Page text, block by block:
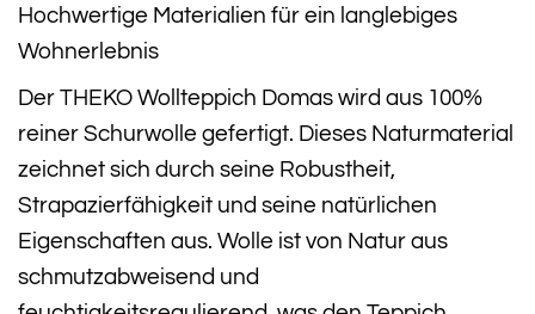
Hochwertige Materialien für ein langlebiges
Wohnerlebnis
Der THEKO Wollteppich Domas wird aus 100%
reiner Schurwolle gefertigt. Dieses Naturmaterial
zeichnet sich durch seine Robustheit,
Strapazierfähigkeit und seine natürlichen
Eigenschaften aus. Wolle ist von Natur aus
schmutzabweisend und